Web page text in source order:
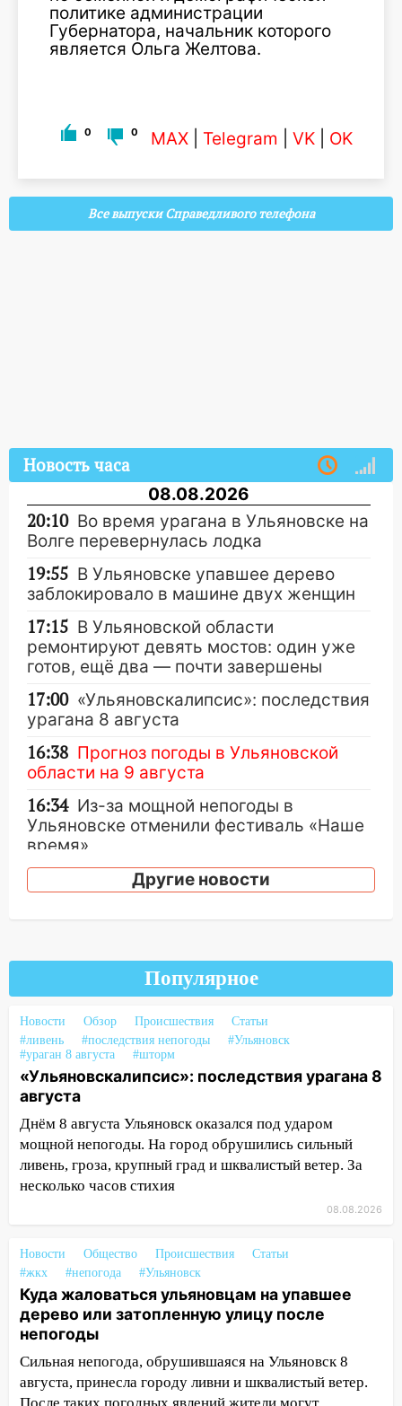
политике администрации
Губернатора, начальник которого
является Ольга Желтова.
0 0 MAX Telegram VK OK
Все выпуски Справедливого телефона
Новость часа
08.08.2026
20:10 Во время урагана в Ульяновске на
Волге перевернулась лодка
19:55 В Ульяновске упавшее дерево
заблокировало в машине двух женщин
17:15 В Ульяновской области
ремонтируют девять мостов: один уже
готов, ещё два — почти завершены
17:00 «Ульяновскалипсис»: последствия
урагана 8 августа
16:38 Прогноз погоды в Ульяновской
области на 9 августа
16:34 Из-за мощной непогоды в
Ульяновске отменили фестиваль «Наше
время»
16:17
Мелекесский район первым в
Ульяновской области намолотил более
Ульяновской области подали более 10
тысяч заявлений
15:04
Фоторепортаж с улиц Ульяновска
после шторма: поваленные деревья и
затопленные улицы
14:28 Ураган вырвал остановку на улице
Деева в Заволжье
14:26 Жители Ульяновска сами
пытаются расчистить ливнёвки, не
дождавшись коммунальщиков
светофор
14:14 Студента из Ульяновска обманули
мошенники под видом преподавателя
14:12
Куда жаловаться ульяновцам на
упавшее дерево или затопленную улицу
после непогоды
Другие новости
Популярное
Новости Обзор Происшествия
Статьи
#ливень
#последствия непогоды
#Ульяновск
#ураган 8 августа
#шторм
«Ульяновскалипсис»: последствия урагана 8
августа
Днём 8 августа Ульяновск оказался под ударом
мощной непогоды. На город обрушились сильный
ливень, гроза, крупный град и шквалистый ветер. За
несколько часов стихия
08.08.2026
Новости Общество Происшествия
Статьи
#жкх
#непогода #Ульяновск
Куда жаловаться ульяновцам на упавшее
дерево или затопленную улицу после
непогоды
Сильная непогода, обрушившаяся на Ульяновск 8
августа, принесла городу ливни и шквалистый ветер.